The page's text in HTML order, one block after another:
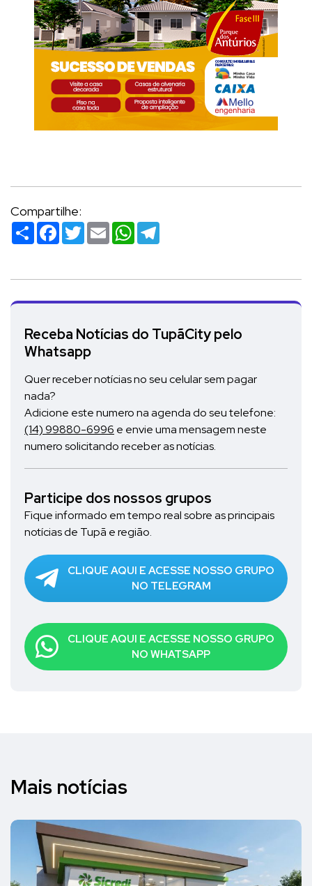
Compartilhe:
Compartilhar
Facebook
TwitterEmailWhatsApp
Receba Notícias do TupãCity pelo
Whatsapp
Quer receber notícias no seu celular sem pagar
nada?
Adicione este numero na agenda do seu telefone:
(14) 99880-6996 e envie uma mensagem neste
numero solicitando receber as notícias.
Participe dos nossos grupos
Fique informado em tempo real sobre as principais
notícias de Tupã e região.
CLIQUE AQUI E ACESSE NOSSO GRUPO
NO TELEGRAM
CLIQUE AQUI E ACESSE NOSSO GRUPO
NO WHATSAPP
Mais notícias